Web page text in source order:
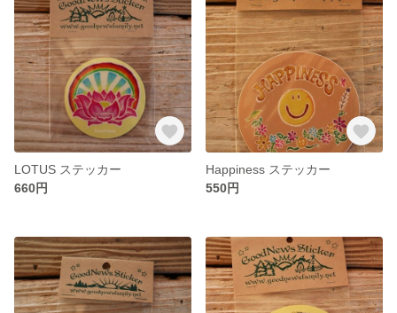
LOTUS ステッカー
660円
Happiness ステッカー
550円